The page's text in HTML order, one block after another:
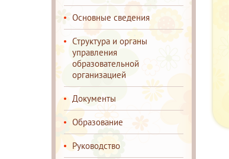
Основные сведения
Структура и органы
управления
образовательной
организацией
Документы
Образование
Руководство